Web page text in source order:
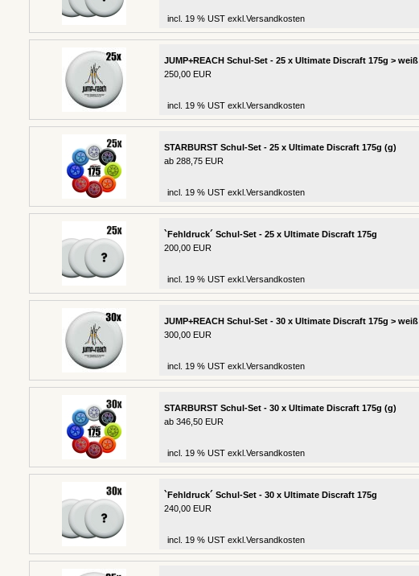
incl. 19 % UST exkl. Versandkosten
JUMP+REACH Schul-Set - 25 x Ultimate Discraft 175g > weiß
250,00 EUR
incl. 19 % UST exkl. Versandkosten
STARBURST Schul-Set - 25 x Ultimate Discraft 175g (g)
ab 288,75 EUR
incl. 19 % UST exkl. Versandkosten
`Fehldruck´ Schul-Set - 25 x Ultimate Discraft 175g
200,00 EUR
incl. 19 % UST exkl. Versandkosten
JUMP+REACH Schul-Set - 30 x Ultimate Discraft 175g > weiß
300,00 EUR
incl. 19 % UST exkl. Versandkosten
STARBURST Schul-Set - 30 x Ultimate Discraft 175g (g)
ab 346,50 EUR
incl. 19 % UST exkl. Versandkosten
`Fehldruck´ Schul-Set - 30 x Ultimate Discraft 175g
240,00 EUR
incl. 19 % UST exkl. Versandkosten